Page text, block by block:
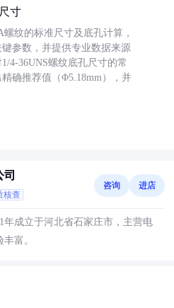
寸
纹的标准尺寸及底孔计算，
参数，并提供专业数据来源
4-36UNS螺纹底孔尺寸的常
确推荐值（Φ5.18mm），并
核查
咨询 进店
年成立于河北省石家庄市，主营电
富。